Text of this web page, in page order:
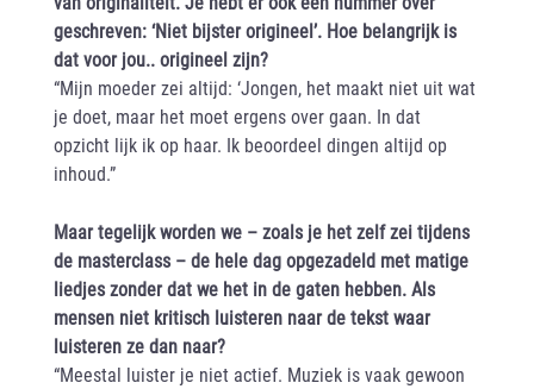
geschreven: ‘Niet bijster origineel’. Hoe belangrijk is
dat voor jou.. origineel zijn?
“Mijn moeder zei altijd: ‘Jongen, het maakt niet uit wat
je doet, maar het moet ergens over gaan. In dat
opzicht lijk ik op haar. Ik beoordeel dingen altijd op
inhoud.”
Maar tegelijk worden we – zoals je het zelf zei tijdens
de masterclass – de hele dag opgezadeld met matige
liedjes zonder dat we het in de gaten hebben. Als
mensen niet kritisch luisteren naar de tekst waar
luisteren ze dan naar?
“Meestal luister je niet actief. Muziek is vaak gewoon